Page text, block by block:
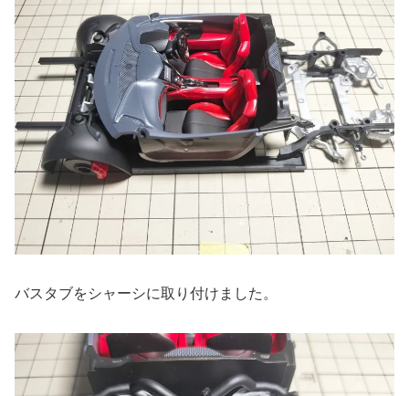
バスタブをシャーシに取り付けました。